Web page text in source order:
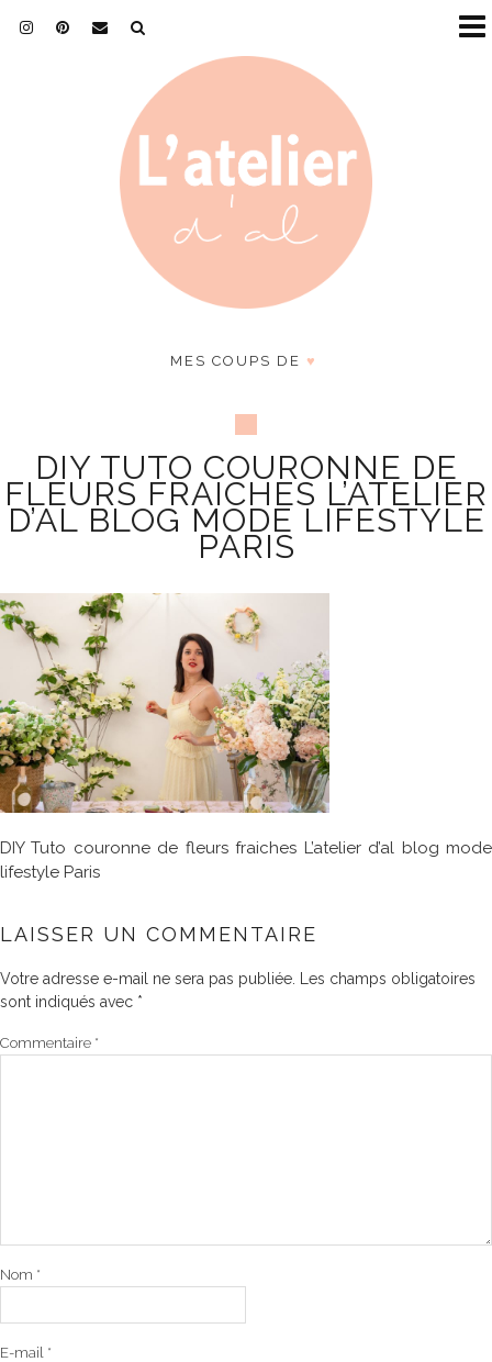
MES COUPS DE ♥
DIY TUTO COURONNE DE
FLEURS FRAICHES L’ATELIER
D’AL BLOG MODE LIFESTYLE
PARIS
DIY Tuto couronne de fleurs fraiches L’atelier d’al blog mode
lifestyle Paris
LAISSER UN COMMENTAIRE
Votre adresse e-mail ne sera pas publiée.
Les champs obligatoires
sont indiqués avec *
Commentaire *
Nom *
E-mail *